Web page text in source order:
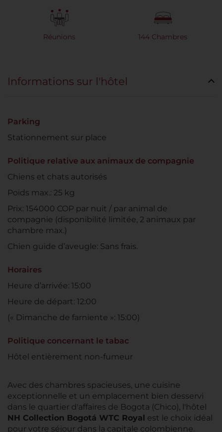
Réunions 144 Chambres
Informations sur l'hôtel
Parking
Stationnement sur place
Politique relative aux animaux de compagnie
Chiens et chats autorisés
Poids max.: 25 kg
Prix: 154000 COP par nuit / par animal de
compagnie (disponibilité limitée, 2 animaux par
chambre max.)
Chien guide d’aveugle: Sans frais.
Horaires
Heure d’arrivée: 15:00
Heure de départ: 12:00
(« Dimanche de farniente »: 15:00)
Politique concernant le tabac
Hôtel entièrement non-fumeur
Avec des chambres spacieuses, une cuisine
exceptionnelle et un emplacement bien desservi
dans le quartier d'affaires de Bogota (Chico), l'hôtel
NH Collection Bogotá WTC Royal est le choix idéal
pour votre séjour dans la capitale colombienne.